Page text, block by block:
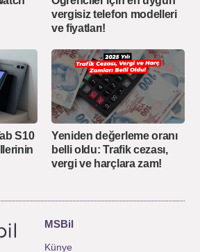
vergisiz telefon modelleri
ve fiyatları!
S10
Yeniden değerleme oranı
belli oldu: Trafik cezası,
vergi ve harçlara zam!
MSBil
Künye